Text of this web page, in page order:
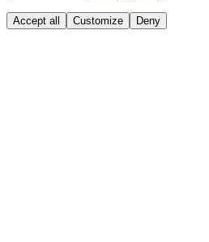
Accept all Customize Deny